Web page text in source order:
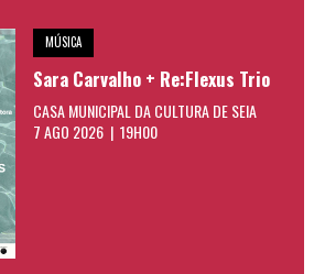
MÚSICA
Sara Carvalho + Re:Flexus Trio
CASA MUNICIPAL DA CULTURA DE SEIA
7 AGO 2026 | 19H00